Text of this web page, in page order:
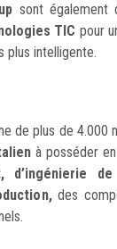
sont également
TIC pour
plus intelligente.
de plus de 4.000
à posséder
d’ingénierie
des